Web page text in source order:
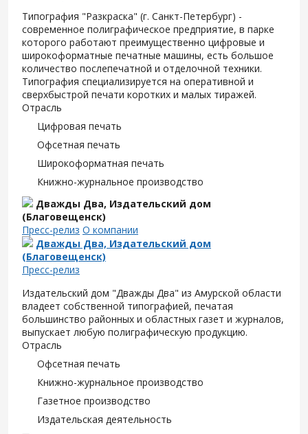
Типография "Разкраска" (г. Санкт-Петербург) -
современное полиграфическое предприятие, в парке
которого работают преимущественно цифровые и
широкоформатные печатные машины, есть большое
количество послепечатной и отделочной техники.
Типография специализируется на оперативной и
сверхбыстрой печати коротких и малых тиражей.
Отрасль
Цифровая печать
Офсетная печать
Широкоформатная печать
Книжно-журнальное производство
Дважды Два, Издательский дом
(Благовещенск)
Пресс-релиз О компании
Дважды Два, Издательский дом
(Благовещенск)
Пресс-релиз
Издательский дом "Дважды Два" из Амурской области
владеет собственной типографией, печатая
большинство районных и областных газет и журналов,
выпускает любую полиграфическую продукцию.
Отрасль
Офсетная печать
Книжно-журнальное производство
Газетное производство
Издательская деятельность